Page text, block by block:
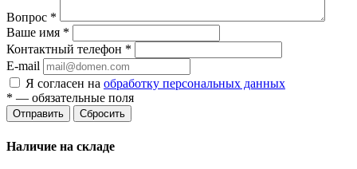
Вопрос *
Ваше имя *
Контактный телефон *
E-mail
Я согласен на обработку персональных данных
* — обязательные поля
Сбросить
Наличие на складе